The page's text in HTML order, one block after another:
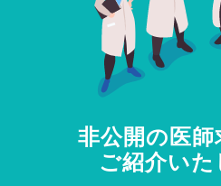
非公開の医師
ご紹介いた